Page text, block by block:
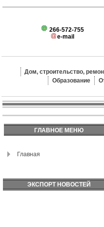
266-572-755
e-mail
Дом, строительство,
Образование
ГЛАВНОЕ МЕНЮ
Главная
ЭКСПОРТ НОВОСТЕЙ